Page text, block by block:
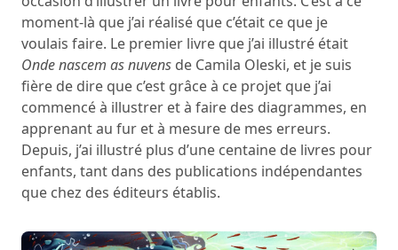
moment-là que j’ai réalisé que c’était ce que je
voulais faire. Le premier livre que j’ai illustré était
Onde nascem as nuvens de Camila Oleski, et je suis
fière de dire que c’est grâce à ce projet que j’ai
commencé à illustrer et à faire des diagrammes, en
apprenant au fur et à mesure de mes erreurs.
Depuis, j’ai illustré plus d’une centaine de livres pour
enfants, tant dans des publications indépendantes
que chez des éditeurs établis.